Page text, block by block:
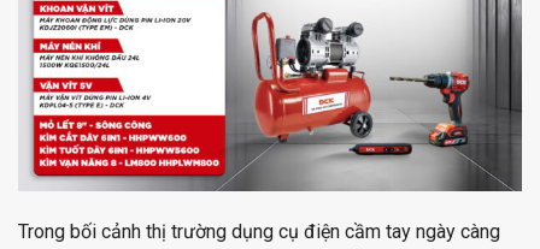
Trong bối cảnh thị trường dụng cụ điện cầm tay ngày càng